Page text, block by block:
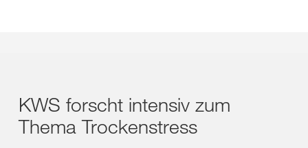
KWS forscht intensiv zum
Thema Trockenstress